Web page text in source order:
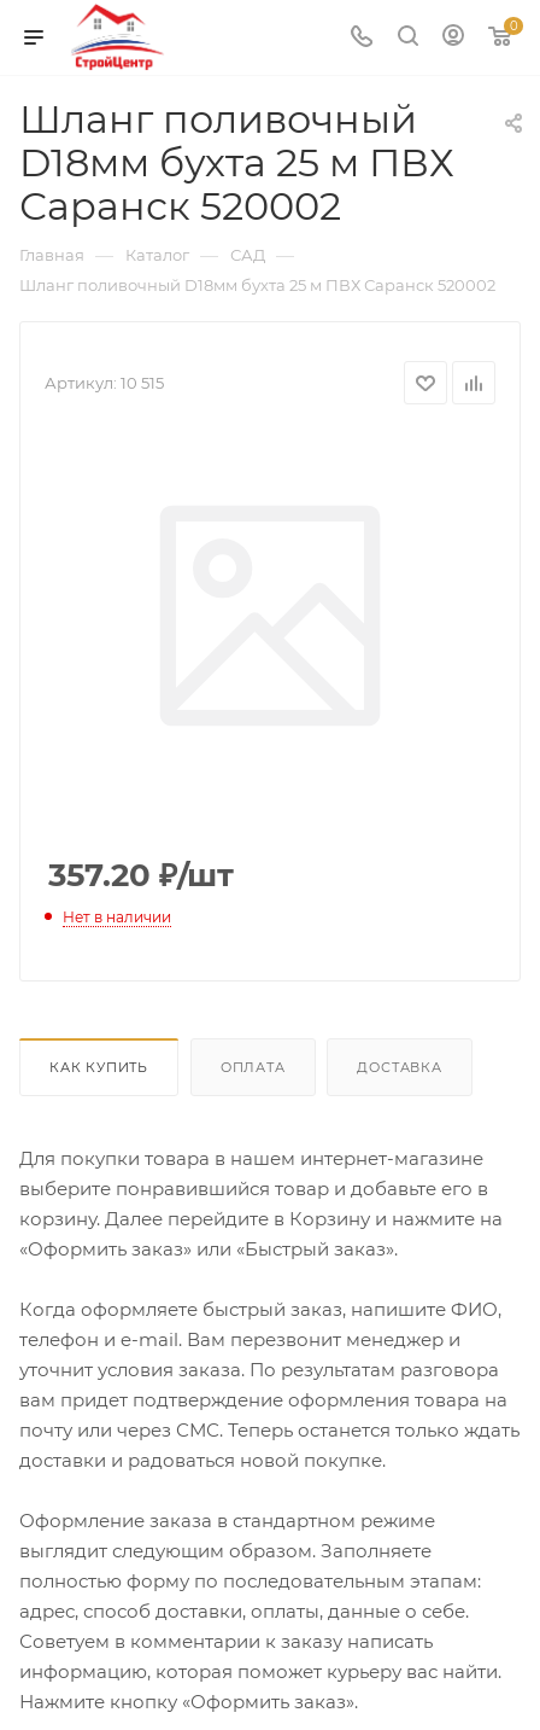
0
Шланг поливочный
D18мм бухта 25 м ПВХ
Саранск 520002
Главная — Каталог — САД —
Шланг поливочный D18мм бухта 25 м ПВХ Саранск 520002
Артикул: 10 515
357.20 ₽/шт
Нет в наличии
КАК КУПИТЬ ОПЛАТА ДОСТАВКА
Для покупки товара в нашем интернет-магазине
выберите понравившийся товар и добавьте его в
корзину. Далее перейдите в Корзину и нажмите на
«Оформить заказ» или «Быстрый заказ».
Когда оформляете быстрый заказ, напишите ФИО,
телефон и e-mail. Вам перезвонит менеджер и
уточнит условия заказа. По результатам разговора
вам придет подтверждение оформления товара на
почту или через СМС. Теперь останется только ждать
доставки и радоваться новой покупке.
Оформление заказа в стандартном режиме
выглядит следующим образом. Заполняете
полностью форму по последовательным этапам:
адрес, способ доставки, оплаты, данные о себе.
Советуем в комментарии к заказу написать
информацию, которая поможет курьеру вас найти.
Нажмите кнопку «Оформить заказ».